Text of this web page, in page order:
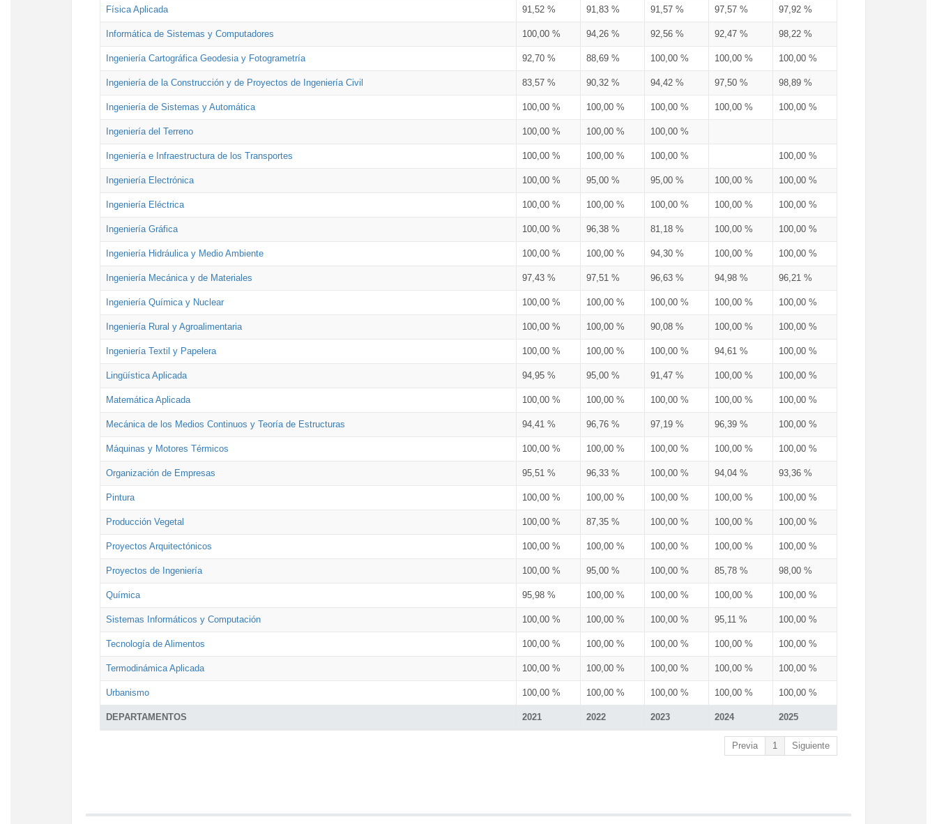
DEPARTAMENTOS 2021 2022 2023 2024 2025
Física Aplicada 91,52 % 91,83 % 91,57 % 97,57 % 97,92 %
Informática de Sistemas y Computadores 100,00 % 94,26 % 92,56 % 92,47 % 98,22 %
Ingeniería Cartográfica Geodesia y Fotogrametría 92,70 % 88,69 % 100,00 % 100,00 % 100,00 %
Ingeniería de la Construcción y de Proyectos de Ingeniería Civil 83,57 % 90,32 % 94,42 % 97,50 % 98,89 %
Ingeniería de Sistemas y Automática 100,00 % 100,00 % 100,00 % 100,00 % 100,00 %
Ingeniería del Terreno 100,00 % 100,00 % 100,00 %
Ingeniería e Infraestructura de los Transportes 100,00 % 100,00 % 100,00 % 100,00 %
Ingeniería Electrónica 100,00 % 95,00 % 95,00 % 100,00 % 100,00 %
Ingeniería Eléctrica 100,00 % 100,00 % 100,00 % 100,00 % 100,00 %
Ingeniería Gráfica 100,00 % 96,38 % 81,18 % 100,00 % 100,00 %
Ingeniería Hidráulica y Medio Ambiente 100,00 % 100,00 % 94,30 % 100,00 % 100,00 %
Ingeniería Mecánica y de Materiales 97,43 % 97,51 % 96,63 % 94,98 % 96,21 %
Ingeniería Química y Nuclear 100,00 % 100,00 % 100,00 % 100,00 % 100,00 %
Ingeniería Rural y Agroalimentaria 100,00 % 100,00 % 90,08 % 100,00 % 100,00 %
Ingeniería Textil y Papelera 100,00 % 100,00 % 100,00 % 94,61 % 100,00 %
Lingüística Aplicada 94,95 % 95,00 % 91,47 % 100,00 % 100,00 %
Matemática Aplicada 100,00 % 100,00 % 100,00 % 100,00 % 100,00 %
Mecánica de los Medios Continuos y Teoría de Estructuras 94,41 % 96,76 % 97,19 % 96,39 % 100,00 %
Máquinas y Motores Térmicos 100,00 % 100,00 % 100,00 % 100,00 % 100,00 %
Organización de Empresas 95,51 % 96,33 % 100,00 % 94,04 % 93,36 %
Pintura 100,00 % 100,00 % 100,00 % 100,00 % 100,00 %
Producción Vegetal 100,00 % 87,35 % 100,00 % 100,00 % 100,00 %
Proyectos Arquitectónicos 100,00 % 100,00 % 100,00 % 100,00 % 100,00 %
Proyectos de Ingeniería 100,00 % 95,00 % 100,00 % 85,78 % 98,00 %
Química 95,98 % 100,00 % 100,00 % 100,00 % 100,00 %
Sistemas Informáticos y Computación 100,00 % 100,00 % 100,00 % 95,11 % 100,00 %
Tecnología de Alimentos 100,00 % 100,00 % 100,00 % 100,00 % 100,00 %
Termodinámica Aplicada 100,00 % 100,00 % 100,00 % 100,00 % 100,00 %
Urbanismo 100,00 % 100,00 % 100,00 % 100,00 % 100,00 %
Previa 1 Siguiente